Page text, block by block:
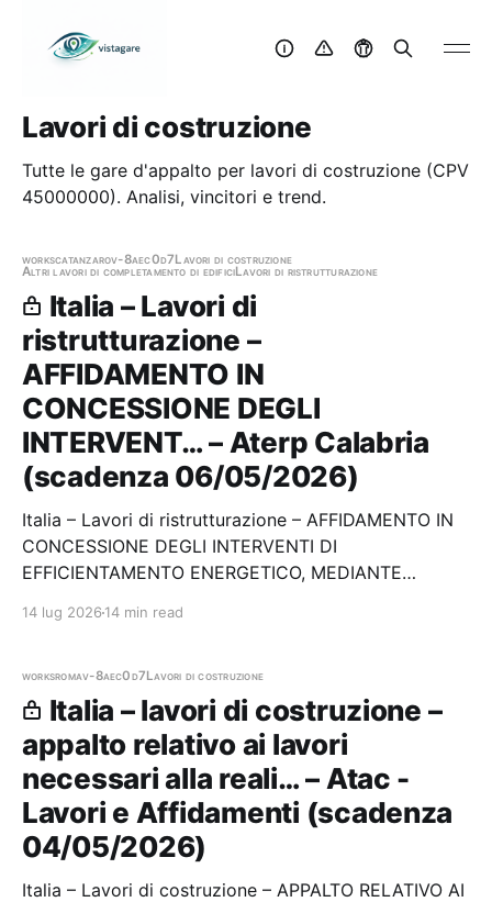
Lavori di costruzione
Tutte le gare d'appalto per lavori di costruzione (CPV
45000000). Analisi, vincitori e trend.
workscatanzarov-8aec0d7Lavori di costruzione
Altri lavori di completamento di edificiLavori di ristrutturazione
Italia – Lavori di
ristrutturazione –
AFFIDAMENTO IN
CONCESSIONE DEGLI
INTERVENT… – Aterp Calabria
(scadenza 06/05/2026)
Italia – Lavori di ristrutturazione – AFFIDAMENTO IN
CONCESSIONE DEGLI INTERVENTI DI
EFFICIENTAMENTO ENERGETICO, MEDIANTE
TRAMITE FINANZA DI PROGETTO AI SENSI DELL'ART.
LOTTO CS09 - FONDI PNRR MISURA M7
INVESTIMENTO 17…
14 lug 2026 14 min read
worksromav-8aec0d7Lavori di costruzione
Italia – lavori di costruzione –
appalto relativo ai lavori
necessari alla reali… – Atac -
Lavori e Affidamenti (scadenza
04/05/2026)
Italia – Lavori di costruzione – APPALTO RELATIVO AI